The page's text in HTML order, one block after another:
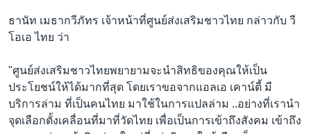
ธานัท เมธากวีภัทร เจ้าหน้าที่ศูนย์ส่งเสริมชาวไทย กล่าวกับ วี
โอเอ ไทย ว่า
"ศูนย์ส่งเสริมชาวไทยพยายามจะนำสิทธิของคุณให้เป็น
ประโยชน์ให้ได้มากที่สุด โดยเราขอจากแอลเอ เคาน์ตี้ มี
บริการล่าม ที่เป็นคนไทย มาใช้ในการแปลล่าม ..อย่างที่เรานำ
จุดเลือกตั้งเคลื่อนที่มาที่วัดไทย เพื่อเป็นการเข้าถึงสังคม เข้าถึง